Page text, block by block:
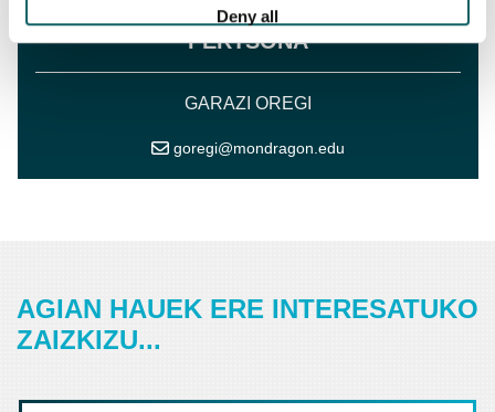
Deny all
HARREMANETARAKO
PERTSONA
GARAZI OREGI
goregi@mondragon.edu
AGIAN HAUEK ERE INTERESATUKO
ZAIZKIZU...